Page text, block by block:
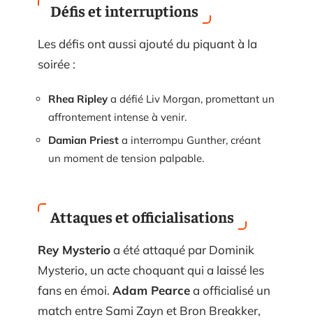
Défis et interruptions
Les défis ont aussi ajouté du piquant à la
soirée :
Rhea Ripley a défié Liv Morgan, promettant un
affrontement intense à venir.
Damian Priest a interrompu Gunther, créant
un moment de tension palpable.
Attaques et officialisations
Rey Mysterioa été attaqué par Dominik
Mysterio, un acte choquant qui a laissé les
fans en émoi. Adam Pearcea officialisé un
match entre Sami Zayn et Bron Breakker,